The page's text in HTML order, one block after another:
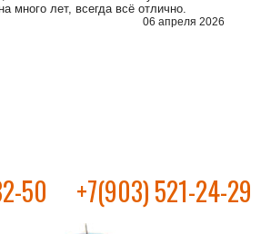
много лет, всегда всё отлично.
06 апреля 2026
50 +7(903) 521-24-29